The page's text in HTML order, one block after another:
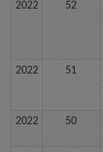
2022 52
2022 51
2022 50